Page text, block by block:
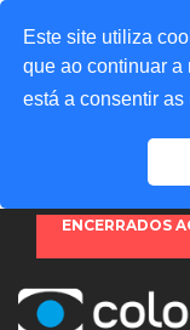
Este site utiliza
que ao continuar a
está a consentir as
ENCERRADOS